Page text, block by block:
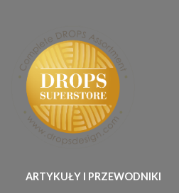
ARTYKUŁY I PRZEWODNIKI